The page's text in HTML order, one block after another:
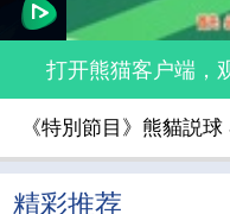
打开熊猫客户端，
《特別節目》熊貓説
精彩推荐